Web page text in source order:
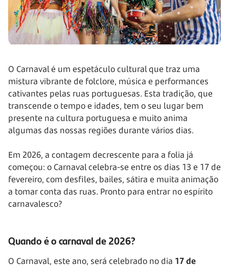
O Carnaval é um espetáculo cultural que traz uma
mistura vibrante de folclore, música e performances
cativantes pelas ruas portuguesas. Esta tradição, que
transcende o tempo e idades, tem o seu lugar bem
presente na cultura portuguesa e muito anima
algumas das nossas regiões durante vários dias.
Em 2026, a contagem decrescente para a folia já
começou: o Carnaval celebra-se entre os dias 13 e 17 de
fevereiro, com desfiles, bailes, sátira e muita animação
a tomar conta das ruas. Pronto para entrar no espírito
carnavalesco?
Quando é o carnaval de 2026?
O Carnaval, este ano, será celebrado no dia 17 de